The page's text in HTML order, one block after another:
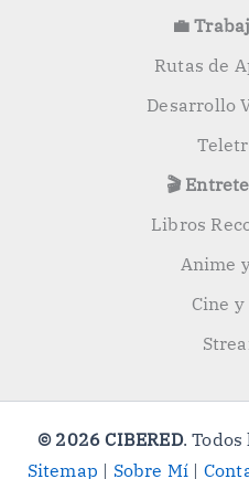
💼
Rutas de
Desarrollo
🎬
Libros
Anime
Cine y
© 2026 CIBERED.
Sitemap | Sobre Mí |